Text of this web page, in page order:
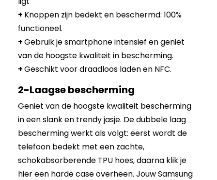
+ Knoppen zijn bedekt en beschermd: 100%
functioneel.
+Gebruik je smartphone intensief en geniet
van de hoogste kwaliteit in bescherming.
+Geschikt voor draadloos laden en NFC.
2-Laagse bescherming
Geniet van de hoogste kwaliteit bescherming
in een slank en trendy jasje. De dubbele laag
bescherming werkt als volgt: eerst wordt de
telefoon bedekt met een zachte,
schokabsorberende TPU hoes, daarna klik je
hier een harde case overheen. Jouw Samsung